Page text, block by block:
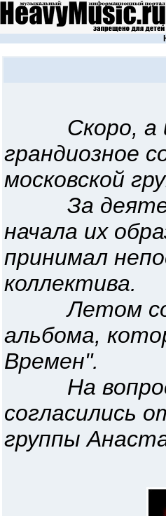
Скоро,
грандиозное
московской
За
начала их
принимал
коллектива.
Летом
альбома,
Времен".
На вопросы
согласились
группы